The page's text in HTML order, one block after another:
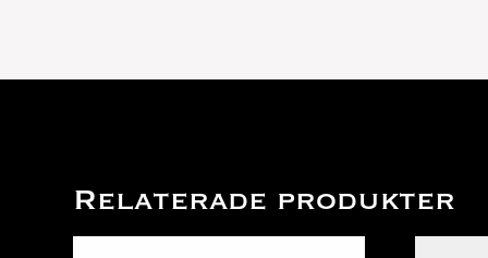
Relaterade produkter